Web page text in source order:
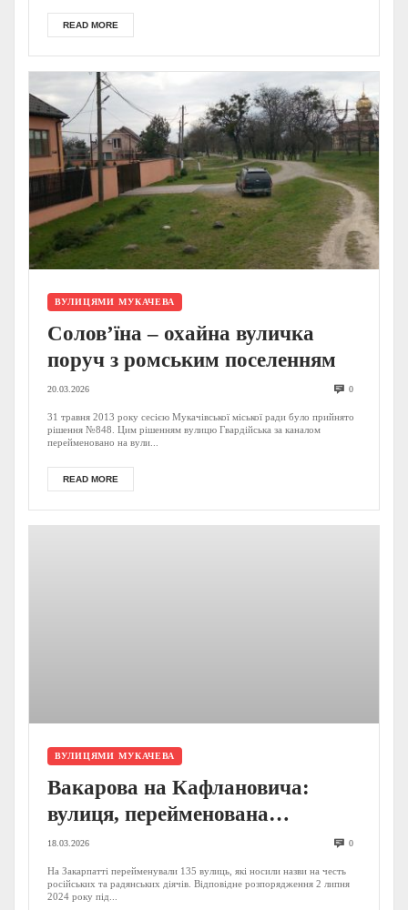
READ MORE
ВУЛИЦЯМИ МУКАЧЕВА
Солов’їна – охайна вуличка
поруч з ромським поселенням
20.03.2026 0
31 травня 2013 року сесією Мукачівської міської ради було прийнято
рішення №848. Цим рішенням вулицю Гвардійська за каналом
перейменовано на вули...
READ MORE
ВУЛИЦЯМИ МУКАЧЕВА
Вакарова на Кафлановича:
вулиця, перейменована
обласною адміністрацією
18.03.2026 0
На Закарпатті перейменували 135 вулиць, які носили назви на честь
російських та радянських діячів. Відповідне розпорядження 2 липня
2024 року під...